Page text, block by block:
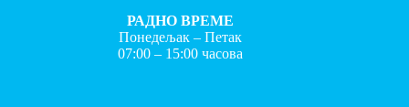
РАДНО ВРЕМЕ
Понедељак – Петак
07:00 – 15:00 часова